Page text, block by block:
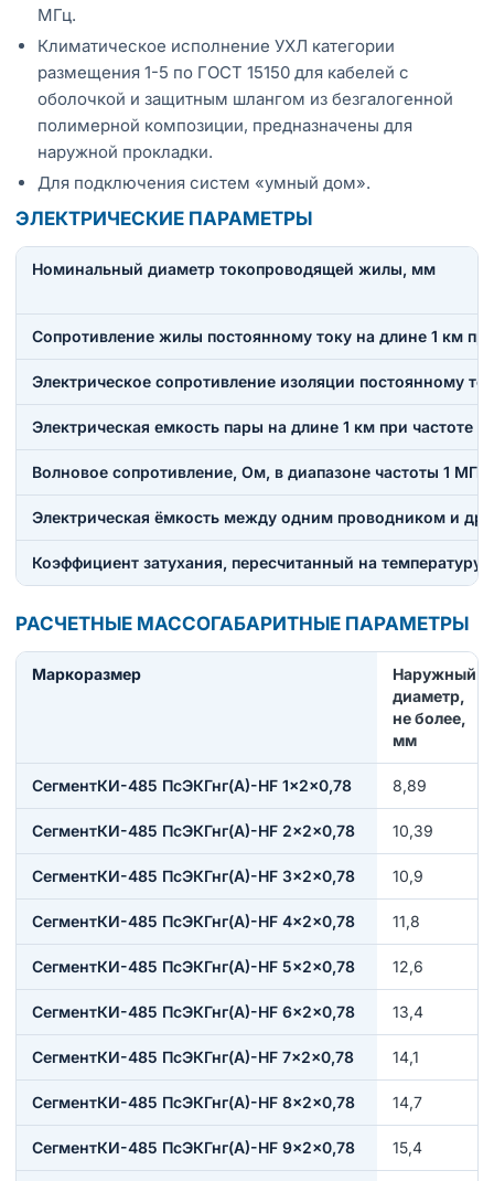
МГц.
Климатическое исполнение УХЛ категории
размещения 1-5 по ГОСТ 15150 для кабелей с
оболочкой и защитным шлангом из безгалогенной
полимерной композиции, предназначены для
наружной прокладки.
Для подключения систем «умный дом».
ЭЛЕКТРИЧЕСКИЕ ПАРАМЕТРЫ
Номинальный диаметр токопроводящей жилы, мм
Сопротивление жилы постоянному току на длине 1 км
Электрическое сопротивление изоляции постоянному
Электрическая емкость пары на длине 1 км при частоте
Волновое сопротивление, Ом, в диапазоне частоты 1 МГц
Электрическая ёмкость между одним проводником и
Коэффициент затухания, пересчитанный на температуру
РАСЧЕТНЫЕ МАССОГАБАРИТНЫЕ ПАРАМЕТРЫ
Маркоразмер
Наружный
диаметр,
не более,
мм
СегментКИ-485 ПсЭКГнг(А)-HF 1×2×0,78 8,89
СегментКИ-485 ПсЭКГнг(А)-HF 2×2×0,78 10,39
СегментКИ-485 ПсЭКГнг(А)-HF 3×2×0,78 10,9
СегментКИ-485 ПсЭКГнг(А)-HF 4×2×0,78 11,8
СегментКИ-485 ПсЭКГнг(А)-HF 5×2×0,78 12,6
СегментКИ-485 ПсЭКГнг(А)-HF 6×2×0,78 13,4
СегментКИ-485 ПсЭКГнг(А)-HF 7×2×0,78 14,1
СегментКИ-485 ПсЭКГнг(А)-HF 8×2×0,78 14,7
СегментКИ-485 ПсЭКГнг(А)-HF 9×2×0,78 15,4